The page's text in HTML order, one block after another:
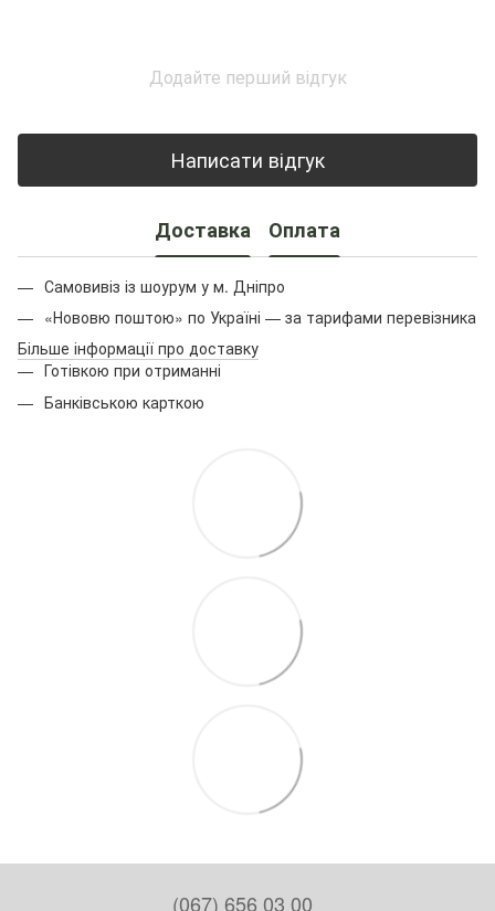
Додайте перший відгук
Написати відгук
Доставка Оплата
Самовивіз із шоурум у м. Дніпро
«Нововю поштою» по Україні — за тарифами перевізника
Більше інформації про доставку
Готівкою при отриманні
Банківською карткою
(067) 656 03 00